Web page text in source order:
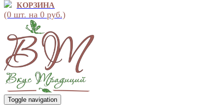
КОРЗИНА
(0 шт. на 0 руб.)
Toggle navigation